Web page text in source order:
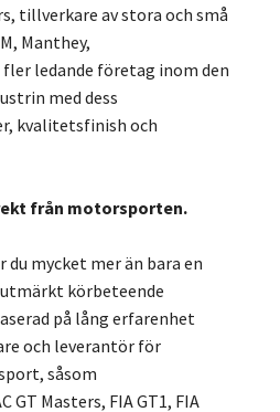
tillverkare av stora och små
Manthey,
ledande företag inom den
med dess
kvalitetsfinish och
från motorsporten.
du mycket mer än bara en
körbeteende
på lång erfarenhet
och leverantör för
såsom
GT Masters, FIA GT1, FIA